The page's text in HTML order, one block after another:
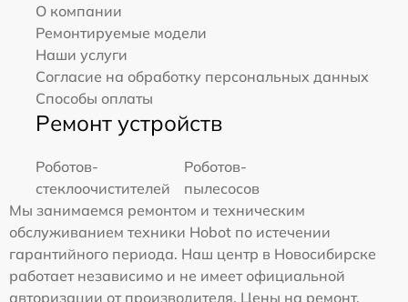
О компании
Ремонтируемые модели
Наши услуги
Согласие на обработку персональных данных
Способы оплаты
Ремонт устройств
Роботов-
стеклоочистителей
Роботов-
пылесосов
Мы занимаемся ремонтом и техническим
обслуживанием техники Hobot по истечении
гарантийного периода. Наш центр в Новосибирске
работает независимо и не имеет официальной
авторизации от производителя. Цены на ремонт,